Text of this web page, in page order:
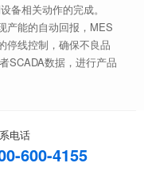
备相关动作的完成。
产能的自动回报，MES
停线控制，确保不良品
SCADA数据，进行产品
电话
600-4155